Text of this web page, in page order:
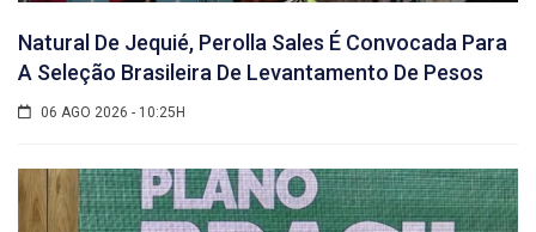
Natural De Jequié, Perolla Sales É Convocada Para
A Seleção Brasileira De Levantamento De Pesos
06 AGO 2026 - 10:25H